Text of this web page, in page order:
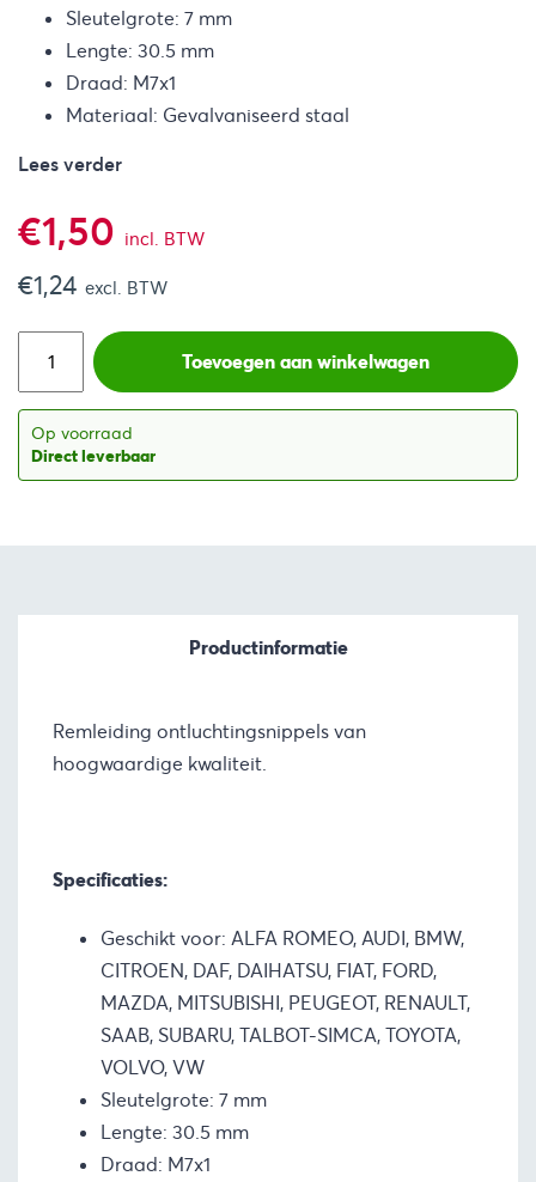
Sleutelgrote: 7 mm
Lengte: 30.5 mm
Draad: M7x1
Materiaal: Gevalvaniseerd staal
Lees verder
€1,50 incl. BTW
€1,24 excl. BTW
Toevoegen aan winkelwagen
Op voorraad
Direct leverbaar
Productinformatie
Remleiding ontluchtingsnippels van
hoogwaardige kwaliteit.
Specificaties:
Geschikt voor: ALFA ROMEO, AUDI, BMW,
CITROEN, DAF, DAIHATSU, FIAT, FORD,
MAZDA, MITSUBISHI, PEUGEOT, RENAULT,
SAAB, SUBARU, TALBOT-SIMCA, TOYOTA,
VOLVO, VW
Sleutelgrote: 7 mm
Lengte: 30.5 mm
Draad: M7x1